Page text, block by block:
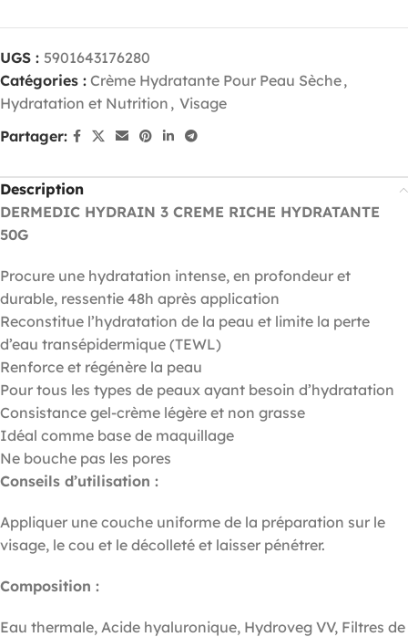
UGS : 5901643176280
Catégories : Crème Hydratante Pour Peau Sèche,
Hydratation et Nutrition , Visage
Partager:
Description
DERMEDIC HYDRAIN 3 CREME RICHE HYDRATANTE
50G
Procure une hydratation intense, en profondeur et
durable, ressentie 48h après application
Reconstitue l’hydratation de la peau et limite la perte
d’eau transépidermique (TEWL)
Renforce et régénère la peau
Pour tous les types de peaux ayant besoin d’hydratation
Consistance gel-crème légère et non grasse
Idéal comme base de maquillage
Ne bouche pas les pores
Conseils d’utilisation :
Appliquer une couche uniforme de la préparation sur le
visage, le cou et le décolleté et laisser pénétrer.
Composition :
Eau thermale, Acide hyaluronique, Hydroveg VV, Filtres de